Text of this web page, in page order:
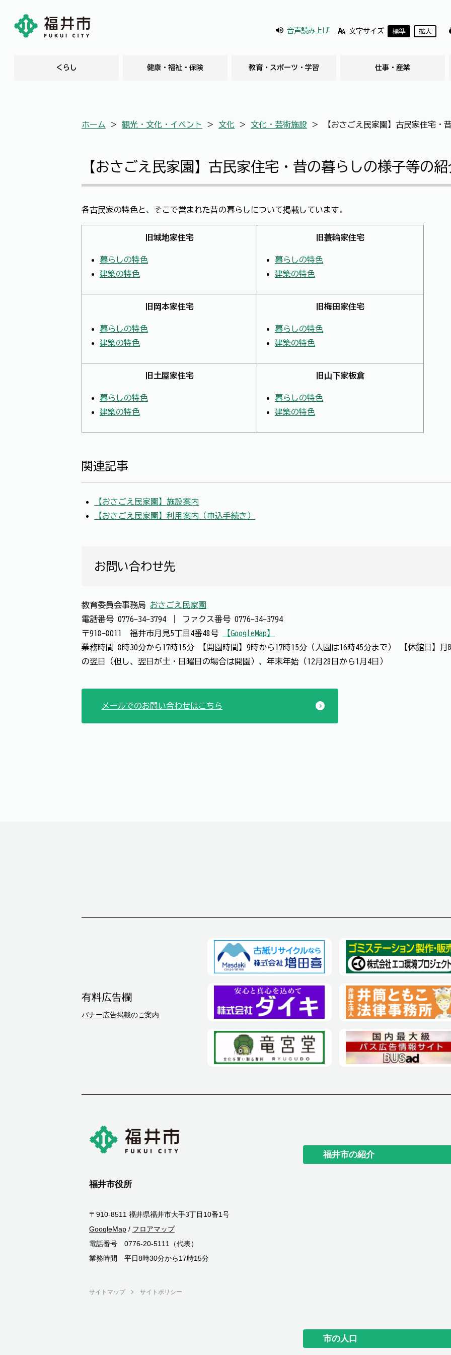
音声読み上げ 文字サイズ 標準 拡大
くらし 健康・福祉・保険 教育・スポーツ・学習 仕事・産業
ホーム ＞ 観光・文化・イベント ＞ 文化 ＞ 文化・芸術施設 ＞ 【おさごえ民家園】古民家住宅・
【おさごえ民家園】古民家住宅・昔の暮らしの様子等の紹
各古民家の特色と、そこで営まれた昔の暮らしについて掲載しています。
旧城地家住宅
暮らしの特色
建築の特色
旧蓑輪家住宅
暮らしの特色
建築の特色
旧岡本家住宅
暮らしの特色
建築の特色
旧梅田家住宅
暮らしの特色
建築の特色
旧土屋家住宅
暮らしの特色
建築の特色
旧山下家板倉
暮らしの特色
建築の特色
関連記事
【おさごえ民家園】施設案内
【おさごえ民家園】利用案内（申込手続き）
お問い合わせ先
教育委員会事務局 おさごえ民家園
電話番号 0776-34-3794 ファクス番号 0776-34-3794
〒918-8011 福井市月見5丁目4番48号
【GoogleMap】
業務時間 8時30分から17時15分 【開園時間】9時から17時15分（入園は16時45分まで） 【休館日】
の翌日（但し、翌日が土・日曜日の場合は開園）、年末年始（12月28日から1月4日）
メールでのお問い合わせはこちら
有料広告欄
バナー広告掲載のご案内
福井市役所
〒910-8511 福井県福井市大手3丁目10番1号
GoogleMap / フロアマップ
電話番号 0776-20-5111（代表）
業務時間 平日8時30分から17時15分
サイトマップ サイトポリシー
福井市の紹介
市の人口